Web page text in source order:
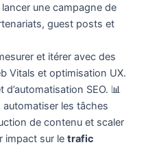
une campagne de
guest posts et
et itérer avec des
Vitals et optimisation UX.
d’automatisation SEO. 📊
les tâches
de contenu et scaler
impact sur letrafic